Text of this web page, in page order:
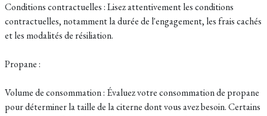
Conditions contractuelles : Lisez attentivement les conditions
contractuelles, notamment la durée de l'engagement, les frais cachés
et les modalités de résiliation.
Propane :
Volume de consommation : Évaluez votre consommation de propane
pour déterminer la taille de la citerne dont vous avez besoin. Certains